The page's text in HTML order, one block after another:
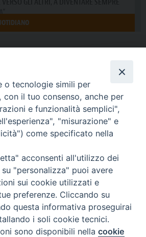
DI ALBANO
06.93268401 - Fax.: 06.9323844
curia@diocesidialbano.it
al Venerdì Ore: 9:00 - 13:00
e Venerdì, Ore 9:30 - 12:30
Suburbicaria di Albano
Copyright © 2021
Preferenze Cookie
o tecnologie simili per
con il tuo consenso, anche per
e funzionalità semplici",
"misurazione" e
come specificato nella
acconsenti all'utilizzo dei
"personalizza" puoi avere
sui cookie utilizzati e
preferenze. Cliccando su
questa informativa proseguirai
i soli cookie tecnici.
sono disponibili nellacookie